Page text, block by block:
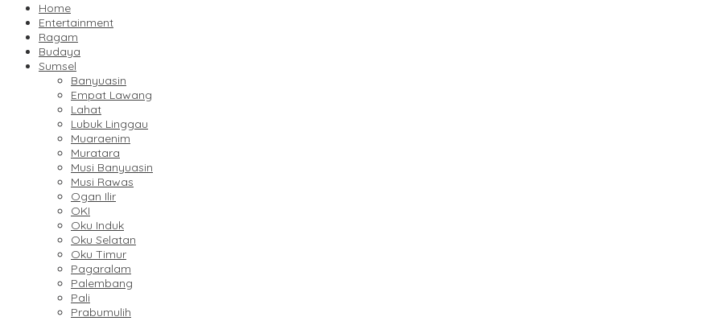
Home
Entertainment
Ragam
Budaya
Sumsel
Banyuasin
Empat Lawang
Lahat
Lubuk Linggau
Muaraenim
Muratara
Musi Banyuasin
Musi Rawas
Ogan Ilir
OKI
Oku Induk
Oku Selatan
Oku Timur
Pagaralam
Palembang
Pali
Prabumulih